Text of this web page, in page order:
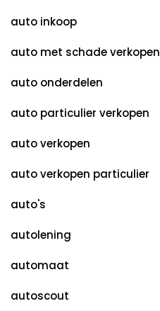
auto inkoop
auto met schade verkopen
auto onderdelen
auto particulier verkopen
auto verkopen
auto verkopen particulier
auto's
autolening
automaat
autoscout